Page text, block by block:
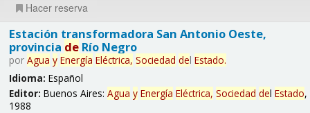
Hacer reserva
Estación transformadora San Antonio Oeste,
provincia deRío Negro
por Agua y Energía Eléctrica, Sociedad del Estado.
Idioma: Español
Editor: Buenos Aires: Agua y Energía Eléctrica, Sociedad del Estado,
1988